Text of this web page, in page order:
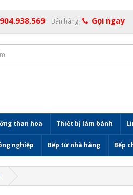
Bán hàng: Gọi ngay
than hoa Thiết bị làm bánh
nghiệp Bếp từ nhà hàng Bếp